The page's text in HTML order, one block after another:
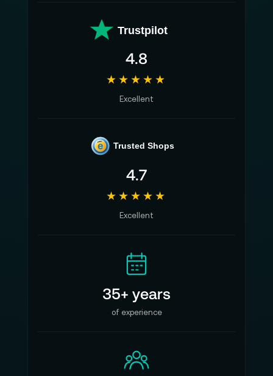
Trustpilot
4.8
★★★★★
Excellent
e Trusted Shops
4.7
★★★★★
Excellent
35+ years
of experience